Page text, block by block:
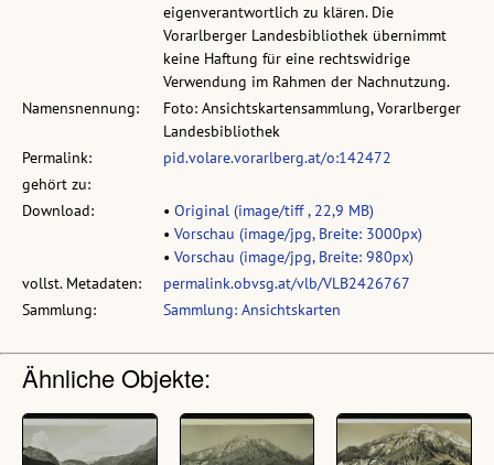
eigenverantwortlich zu klären. Die
Vorarlberger Landesbibliothek übernimmt
keine Haftung für eine rechtswidrige
Verwendung im Rahmen der Nachnutzung.
Namensnennung:
Foto: Ansichtskartensammlung, Vorarlberger
Landesbibliothek
Permalink:
pid.volare.vorarlberg.at/o:142472
gehört zu:
Download:
• Original (image/tiff , 22,9 MB)
• Vorschau (image/jpg, Breite: 3000px)
• Vorschau (image/jpg, Breite: 980px)
vollst. Metadaten:
permalink.obvsg.at/vlb/VLB2426767
Sammlung:
Sammlung: Ansichtskarten
Ähnliche Objekte: